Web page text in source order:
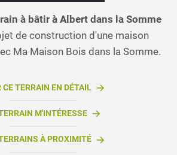
à bâtir à Albert dans la Somme
de construction d'une maison
Ma Maison Bois dans la Somme.
CE TERRAIN EN DÉTAIL
M'INTÉRESSE
À PROXIMITÉ